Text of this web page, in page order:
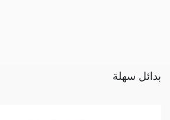
بدائل سهلة